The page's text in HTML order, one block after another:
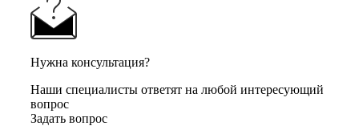
Нужна консультация?
Наши специалисты ответят на любой интересующий
вопрос
Задать вопрос